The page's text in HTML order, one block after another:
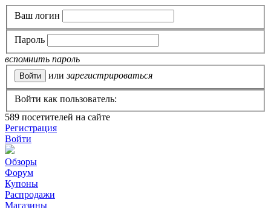
Ваш логин
Пароль
вспомнить пароль
или зарегистрироваться
Войти как пользователь:
589 посетителей на сайте
Регистрация
Войти
Обзоры
Форум
Купоны
Распродажи
Магазины